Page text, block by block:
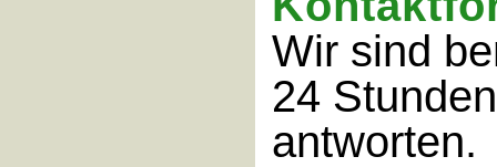
Wir sind
24
antworten.